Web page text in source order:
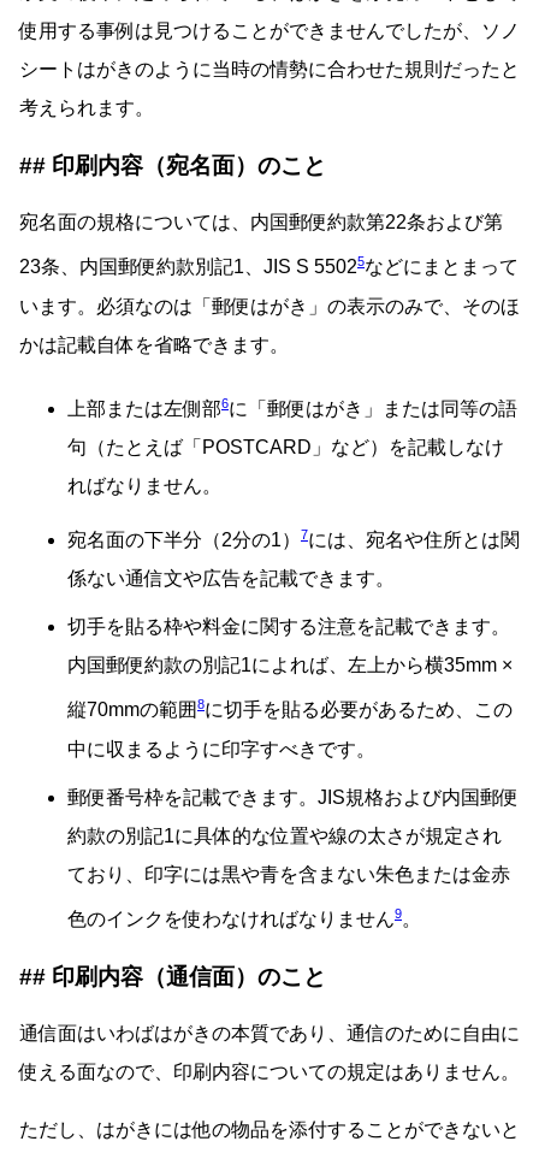
使用する事例は見つけることができませんでしたが、ソノ
シートはがきのように当時の情勢に合わせた規則だったと
考えられます。
印刷内容（宛名面）のこと
宛名面の規格については、内国郵便約款第22条および第
23条、内国郵便約款別記1、JIS S 55025などにまとまって
います。必須なのは「郵便はがき」の表示のみで、そのほ
かは記載自体を省略できます。
上部または左側部6に「郵便はがき」または同等の語
句（たとえば「POSTCARD」など）を記載しなけ
ればなりません。
宛名面の下半分（2分の1） 7には、宛名や住所とは関
係ない通信文や広告を記載できます。
切手を貼る枠や料金に関する注意を記載できます。
内国郵便約款の別記1によれば、左上から横35mm ×
縦70mmの範囲 8に切手を貼る必要があるため、この
中に収まるように印字すべきです。
郵便番号枠を記載できます。JIS規格および内国郵便
約款の別記1に具体的な位置や線の太さが規定され
ており、印字には黒や青を含まない朱色または金赤
色のインクを使わなければなりません9。
印刷内容（通信面）のこと
通信面はいわばはがきの本質であり、通信のために自由に
使える面なので、印刷内容についての規定はありません。
ただし、はがきには他の物品を添付することができないと